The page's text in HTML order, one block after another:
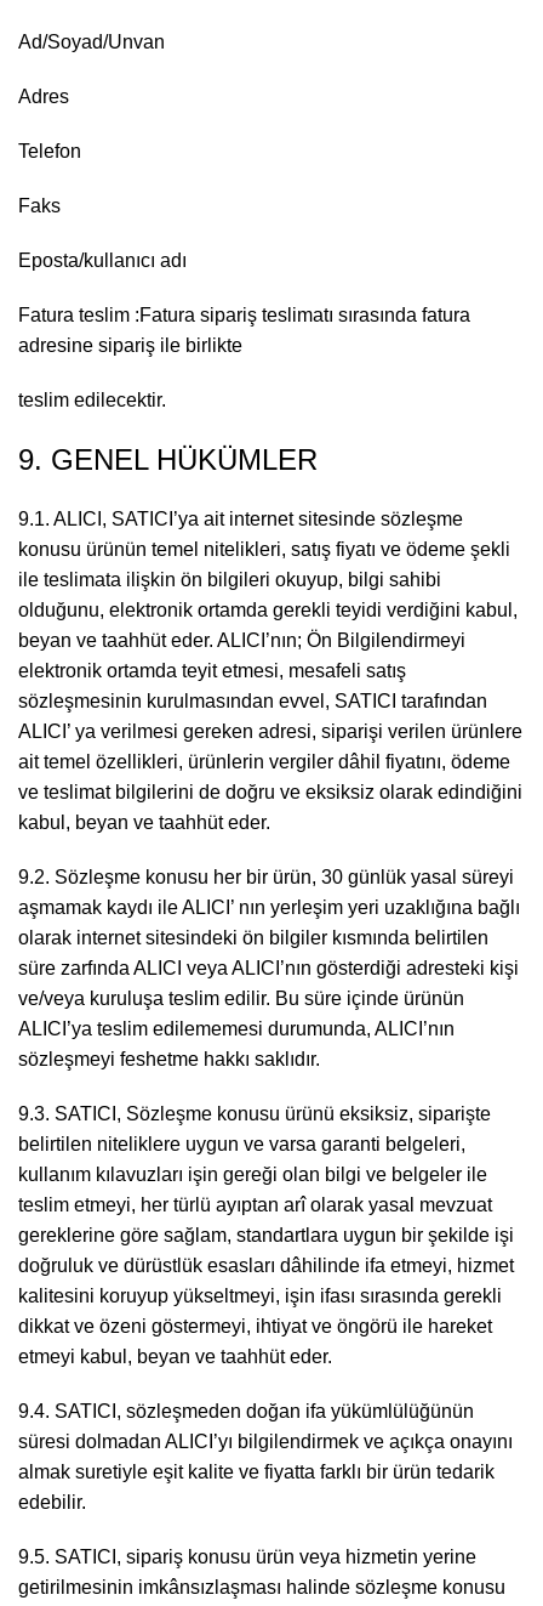
Ad/Soyad/Unvan
Adres
Telefon
Faks
Eposta/kullanıcı adı
Fatura teslim :Fatura sipariş teslimatı sırasında fatura
adresine sipariş ile birlikte
teslim edilecektir.
9. GENEL HÜKÜMLER
9.1. ALICI, SATICI’ya ait internet sitesinde sözleşme
konusu ürünün temel nitelikleri, satış fiyatı ve ödeme şekli
ile teslimata ilişkin ön bilgileri okuyup, bilgi sahibi
olduğunu, elektronik ortamda gerekli teyidi verdiğini kabul,
beyan ve taahhüt eder. ALICI’nın; Ön Bilgilendirmeyi
elektronik ortamda teyit etmesi, mesafeli satış
sözleşmesinin kurulmasından evvel, SATICI tarafından
ALICI’ ya verilmesi gereken adresi, siparişi verilen ürünlere
ait temel özellikleri, ürünlerin vergiler dâhil fiyatını, ödeme
ve teslimat bilgilerini de doğru ve eksiksiz olarak edindiğini
kabul, beyan ve taahhüt eder.
9.2. Sözleşme konusu her bir ürün, 30 günlük yasal süreyi
aşmamak kaydı ile ALICI’ nın yerleşim yeri uzaklığına bağlı
olarak internet sitesindeki ön bilgiler kısmında belirtilen
süre zarfında ALICI veya ALICI’nın gösterdiği adresteki kişi
ve/veya kuruluşa teslim edilir. Bu süre içinde ürünün
ALICI’ya teslim edilememesi durumunda, ALICI’nın
sözleşmeyi feshetme hakkı saklıdır.
9.3. SATICI, Sözleşme konusu ürünü eksiksiz, siparişte
belirtilen niteliklere uygun ve varsa garanti belgeleri,
kullanım kılavuzları işin gereği olan bilgi ve belgeler ile
teslim etmeyi, her türlü ayıptan arî olarak yasal mevzuat
gereklerine göre sağlam, standartlara uygun bir şekilde işi
doğruluk ve dürüstlük esasları dâhilinde ifa etmeyi, hizmet
kalitesini koruyup yükseltmeyi, işin ifası sırasında gerekli
dikkat ve özeni göstermeyi, ihtiyat ve öngörü ile hareket
etmeyi kabul, beyan ve taahhüt eder.
9.4. SATICI, sözleşmeden doğan ifa yükümlülüğünün
süresi dolmadan ALICI’yı bilgilendirmek ve açıkça onayını
almak suretiyle eşit kalite ve fiyatta farklı bir ürün tedarik
edebilir.
9.5. SATICI, sipariş konusu ürün veya hizmetin yerine
getirilmesinin imkânsızlaşması halinde sözleşme konusu